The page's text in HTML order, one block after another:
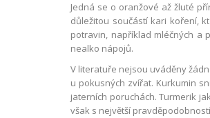
Jedná se o oranžové až žluté
důležitou součástí kari koření,
potravin, například mléčných a
nealko nápojů.
V literatuře nejsou uváděny
u pokusných zvířat. Kurkumin
jaterních poruchách. Turmerik
však s největší